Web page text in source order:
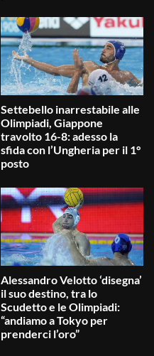
Settebello inarrestabile alle
Olimpiadi, Giappone
travolto 16-8: adesso la
sfida con l’Ungheria per il 1°
posto
Alessandro Velotto ‘disegna’
il suo destino, tra lo
Scudetto e le Olimpiadi:
“andiamo a Tokyo per
prenderci l’oro”